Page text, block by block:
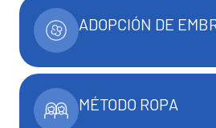
ADOPCIÓN DE
MÉTODO ROPA